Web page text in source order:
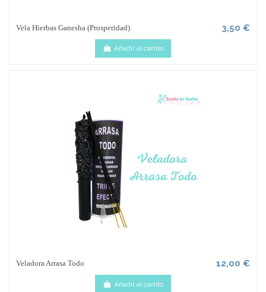
Vela Hierbas Ganesha (Prosperidad) 3,50 €
Añadir al carrito
Veladora Arrasa Todo 12,00 €
Añadir al carrito